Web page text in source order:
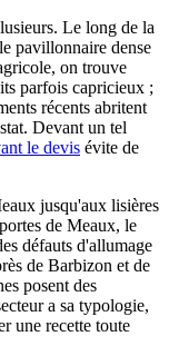
Le long de la
pavillonnaire dense
on trouve
parfois capricieux ;
récents abritent
Devant un tel
le devis évite de
jusqu'aux lisières
de Meaux, le
défauts d'allumage
de Barbizon et de
posent des
a sa typologie,
une recette toute